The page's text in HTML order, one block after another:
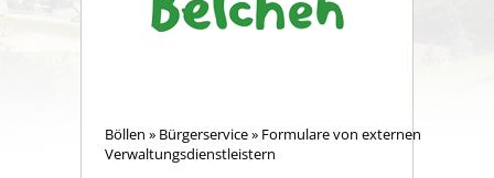
Böllen » Bürgerservice» Formulare von externen
Verwaltungsdienstleistern